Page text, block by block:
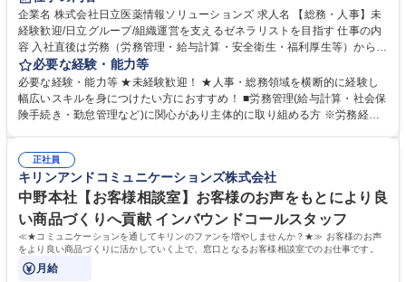
育休あり
完全週休2日制 交通費支給 土日祝休み 寮・社宅あり
企業名 株式会社日立医薬情報ソリューションズ 求人名 【総務・人事】未
経験歓迎/日立グループ/組織運営を支えるゼネラリストを目指す 仕事の内
容 入社直後は労務（労務管理・給与計算・安全衛生・福利厚生等）からお
任せいたします。将来は総務・採用・教育業務へ守備範囲を広げ、組織運
営を支えるゼネラリストをめざせます。 ・初期業務：労働時間管理、給与
計算、社会保険対応、福利厚生管理、安全衛生、健康経営推進等をお任せ
します。ご経験に応じて、休職者管理など、幅広く経験を積んでいただき
幅広く経験を積みたい意欲がある方に最適な環境です。 募集職種 【総
務・人事】未経験歓迎/日立グループ/組織運営を支えるゼネラリストを目
指す
必要な経験・能力等
必要な経験・能力等 ★未経験歓迎！ ★人事・総務領域を横断的に経験し
幅広いスキルを身につけたい方におすすめ！ ■労務管理(給与計算・社会保
険手続き・勤怠管理など)に関心があり主体的に取り組める方 ※労務経験
のご経験 ■労務管理（給与計算・社会保険手続き・勤怠管理など）の経験
■衛生管理者の資格をお持ちの方 学歴・資格 学歴：大学院 大学 高専 短大
専修学校 高校 語学力： 資格：
正社員
キリンアンドコミュニケーションズ株式会社
中野本社【お客様相談室】お客様のお声をもとにより良
い商品づくりへ貢献 インバウンドコールスタッフ
≪★コミュニケーションを通してキリンのファンを増やしませんか？★≫ お客様のお声
をより良い商品づくりに活かしていく上で、窓口となるお客様相談室でのお仕事です。
月給